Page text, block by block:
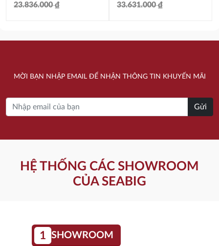
23.836.000₫
16.686.000 ₫.
33.631.000₫
23.544.000 ₫.
MỜI BẠN NHẬP EMAIL ĐỂ NHẬN THÔNG TIN KHUYẾN MÃI
Gửi
HỆ THỐNG CÁC SHOWROOM
CỦA SEABIG
1 SHOWROOM